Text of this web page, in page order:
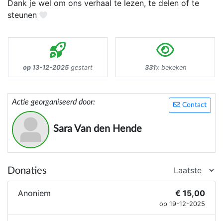
Dank je wel om ons verhaal te lezen, te delen of te
steunen
op 13-12-2025 gestart 331x bekeken
Contact
Actie georganiseerd door:
Sara Van den Hende
Donaties
Anoniem € 15,00
op 19-12-2025